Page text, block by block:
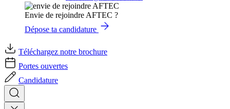
Envie de rejoindre AFTEC ?
Dépose ta candidature
Téléchargez notre brochure
Portes ouvertes
Candidature